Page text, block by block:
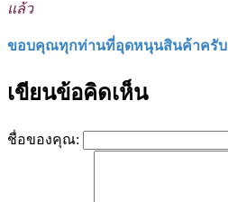
แล้ว
ขอบคุณทุกท่านที่อุดหนุนสินค้าครับ
เขียนข้อคิดเห็น
ชื่อของคุณ: